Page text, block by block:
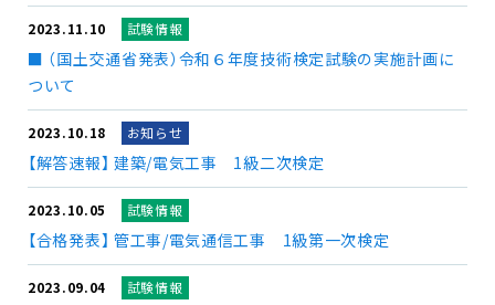
2023.11.10 試験情報
■ （国土交通省発表）令和６年度技術検定試験の実施計画に
ついて
2023.10.18 お知らせ
【解答速報】 建築/電気工事 1級二次検定
2023.10.05 試験情報
【合格発表】 管工事/電気通信工事 1級第一次検定
2023.09.04 試験情報